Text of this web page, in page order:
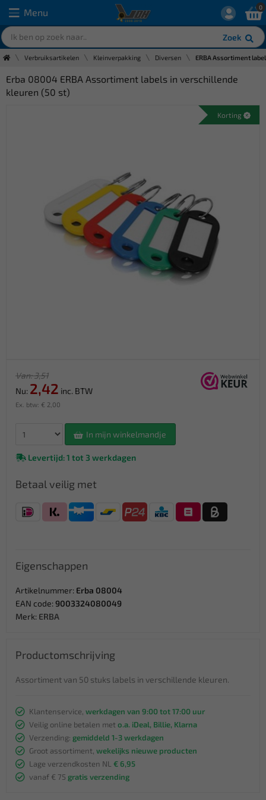
Menu
Zoek
0
Verbruiksartikelen Kleinverpakking Diversen ERBA Assortiment
Erba 08004 ERBA Assortiment labels in verschillende
kleuren (50 st)
Korting
Van: 3,51
Nu: 2,42 inc. BTW
Ex. btw: € 2,00
In mijn winkelmandje
Levertijd: 1 tot 3 werkdagen
Betaal veilig met
Eigenschappen
Artikelnummer: Erba 08004
EAN code: 9003324080049
Merk: ERBA
Productomschrijving
Assortiment van 50 stuks labels in verschillende kleuren.
Klantenservice, werkdagen van 9:00 tot 17:00 uur
Veilig online betalen met o.a. iDeal, Billie, Klarna
Verzending: gemiddeld 1-3 werkdagen
Groot assortiment, wekelijks nieuwe producten
Lage verzendkosten NL € 6,95
vanaf € 75 gratis verzending